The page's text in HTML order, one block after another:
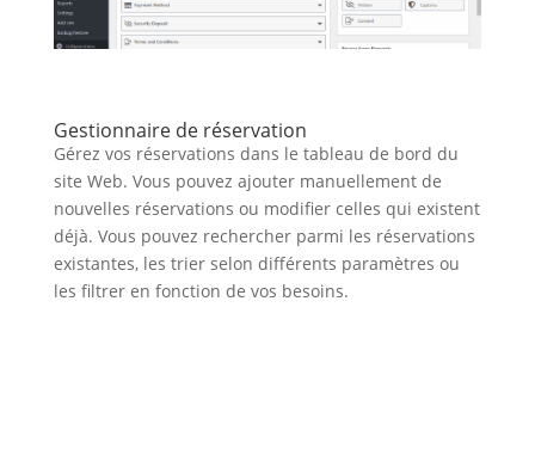
Gestionnaire de réservation
Gérez vos réservations dans le tableau de bord du
site Web. Vous pouvez ajouter manuellement de
nouvelles réservations ou modifier celles qui existent
déjà. Vous pouvez rechercher parmi les réservations
existantes, les trier selon différents paramètres ou
les filtrer en fonction de vos besoins.